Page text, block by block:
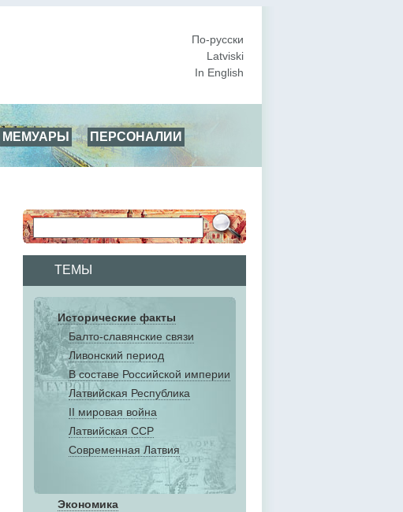
По-русски
Latviski
In English
МЕМУАРЫ
ПЕРСОНАЛИИ
ТЕМЫ
Исторические факты
Балто-славянские связи
Ливонский период
В составе Российской империи
Латвийская Республика
II мировая война
Латвийская ССР
Современная Латвия
Экономика